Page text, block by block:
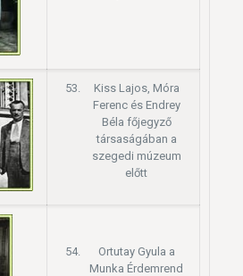
Kiss Lajos, Móra
Ferenc és Endrey
Béla főjegyző
társaságában a
szegedi múzeum
előtt
Ortutay Gyula a
Munka Érdemrend